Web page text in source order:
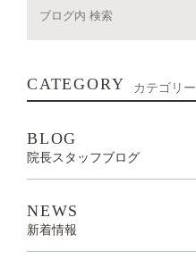
CATEGORY カテゴリー
BLOG
院長スタッフブログ
NEWS
新着情報